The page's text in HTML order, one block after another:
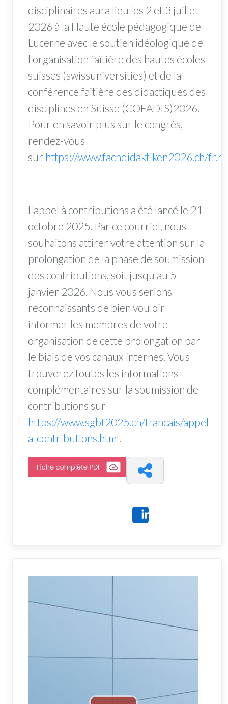
disciplinaires aura lieu les 2 et 3 juillet
2026 à la Haute école pédagogique de
Lucerne avec le soutien idéologique de
l'organisation faîtière des hautes écoles
suisses (swissuniversities) et de la
conférence faîtière des didactiques des
disciplines en Suisse (COFADIS)2026.
Pour en savoir plus sur le congrès,
rendez-vous
sur https://www.fachdidaktiken2026.ch/
L'appel à contributions a été lancé le 21
octobre 2025. Par ce courriel, nous
souhaitons attirer votre attention sur la
prolongation de la phase de soumission
des contributions, soit jusqu'au 5
janvier 2026. Nous vous serions
reconnaissants de bien vouloir
informer les membres de votre
organisation de cette prolongation par
le biais de vos canaux internes. Vous
trouverez toutes les informations
complémentaires sur la soumission de
contributions sur
https://www.sgbf2025.ch/francais/appel-
a-contributions.html